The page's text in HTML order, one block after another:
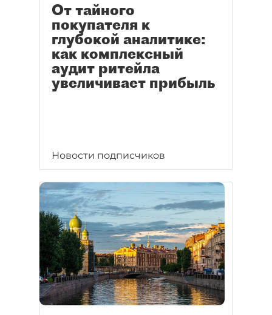
От тайного
покупателя к
глубокой аналитике:
как комплексный
аудит ритейла
увеличивает прибыль
Новости подписчиков